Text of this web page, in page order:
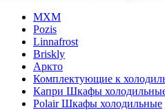
МХМ
Pozis
Linnafrost
Briskly
Аркто
Комплектующие к
Капри Шкафы
Polair Шкафы холодильные